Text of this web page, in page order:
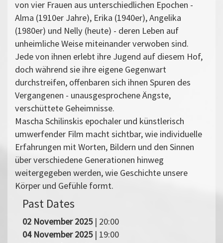
von vier Frauen aus unterschiedlichen Epochen -
Alma (1910er Jahre), Erika (1940er), Angelika
(1980er) und Nelly (heute) - deren Leben auf
unheimliche Weise miteinander verwoben sind.
Jede von ihnen erlebt ihre Jugend auf diesem Hof,
doch während sie ihre eigene Gegenwart
durchstreifen, offenbaren sich ihnen Spuren des
Vergangenen - unausgesprochene Ängste,
verschüttete Geheimnisse.
Mascha Schilinskis epochaler und künstlerisch
umwerfender Film macht sichtbar, wie individuelle
Erfahrungen mit Worten, Bildern und den Sinnen
über verschiedene Generationen hinweg
weitergegeben werden, wie Geschichte unsere
Körper und Gefühle formt.
Past Dates
02 November 2025| 20:00
04 November 2025| 19:00